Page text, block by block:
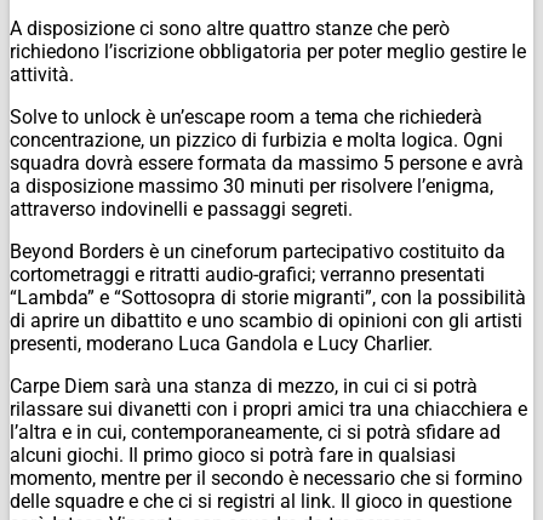
A disposizione ci sono altre quattro stanze che però
richiedono l’iscrizione obbligatoria per poter meglio gestire le
attività.
Solve to unlock è un’escape room a tema che richiederà
concentrazione, un pizzico di furbizia e molta logica. Ogni
squadra dovrà essere formata da massimo 5 persone e avrà
a disposizione massimo 30 minuti per risolvere l’enigma,
attraverso indovinelli e passaggi segreti.
Beyond Borders è un cineforum partecipativo costituito da
cortometraggi e ritratti audio-grafici; verranno presentati
“Lambda” e “Sottosopra di storie migranti”, con la possibilità
di aprire un dibattito e uno scambio di opinioni con gli artisti
presenti, moderano Luca Gandola e Lucy Charlier.
Carpe Diem sarà una stanza di mezzo, in cui ci si potrà
rilassare sui divanetti con i propri amici tra una chiacchiera e
l’altra e in cui, contemporaneamente, ci si potrà sfidare ad
alcuni giochi. Il primo gioco si potrà fare in qualsiasi
momento, mentre per il secondo è necessario che si formino
delle squadre e che ci si registri al link. Il gioco in questione